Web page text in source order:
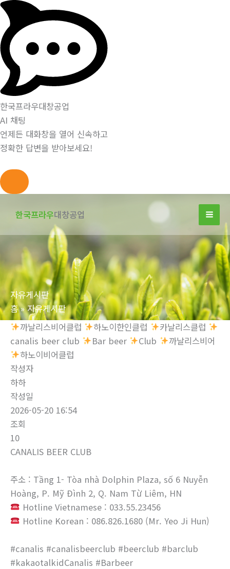
한국프라우대창공업
AI 채팅
언제든 대화창을 열어 신속하고
정확한 답변을 받아보세요!
너
뛰
기
한국프라우대창공업
자유게시판
홈
자유게시판
까날리스비어클럽
하노이한인클럽
‍‍카날리스클럽
‍canalis beer club
Bar beer ‍‍Club ‍‍
까날리스비어 ‍‍
하노이비어클럽
작성자
하하
작성일
2026-05-20 16:54
조회
10
CANALIS BEER CLUB
주소 : Tầng 1- Tòa nhà Dolphin Plaza, số 6 Nuyễn
Hoàng, P. Mỹ Đình 2, Q. Nam Từ Liêm, HN
Hotline Vietnamese : 033.55.23456
Hotline Korean : 086.826.1680 (Mr. Yeo Ji Hun)
#canalis #canalisbeerclub #beerclub #barclub
#kakaotalkidCanalis #Barbeer